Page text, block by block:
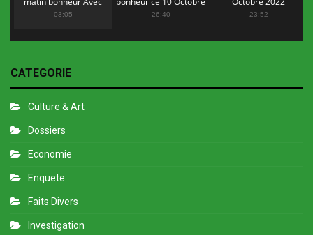
Flopy Mendosa
03:05
2022
26:40 23:52
CATEGORIE
Culture & Art
Dossiers
Economie
Enquete
Faits Divers
Investigation